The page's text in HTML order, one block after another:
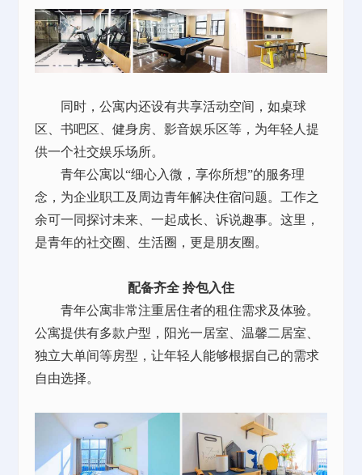
同时，公寓内还设有共享活动空间，如桌球
区、书吧区、健身房、影音娱乐区等，为年轻人提
供一个社交娱乐场所。
青年公寓以“细心入微，享你所想”的服务理
念，为企业职工及周边青年解决住宿问题。工作之
余可一同探讨未来、一起成长、诉说趣事。这里，
是青年的社交圈、生活圈，更是朋友圈。
配备齐全 拎包入住
青年公寓非常注重居住者的租住需求及体验。
公寓提供有多款户型，阳光一居室、温馨二居室、
独立大单间等房型，让年轻人能够根据自己的需求
自由选择。